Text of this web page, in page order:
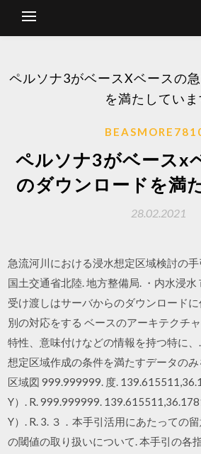
ペルソナ3がベースXベースの
を満たしていま
ペルソナ3がベースx
のダウンロードを満
28.02.2021
急流河川における浸水想定区域検討の手
国土交通省北陸. 地方整備局. ・内水浸
受け渡しはサーバからのダウンロード
別の対応をする ベースのアーキテクチ
特性、意味付けなどの情報を持つ特に
想定区域作成の条件を満たすデータの
区域図 999.999999. 度.
Y）. R. 999.999999.
Y）. R. 3. ３．本手引活用にあたっての
の閾値の取り扱いについて. 本手引の各